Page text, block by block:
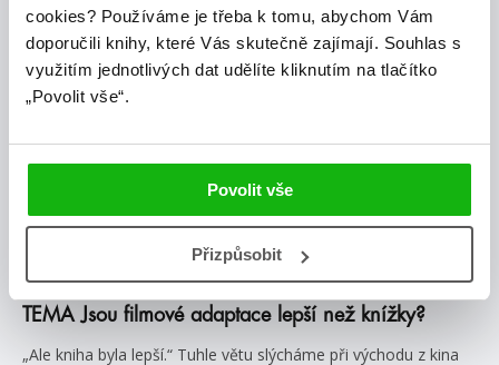
cookies? Používáme je třeba k tomu, abychom Vám
doporučili knihy, které Vás skutečně zajímají. Souhlas s
využitím jednotlivých dat udělíte kliknutím na tlačítko
„Povolit vše“.
Povolit vše
Přizpůsobit
#seriálováadaptace
14. 10. 2024
TEMA Jsou filmové adaptace lepší než knížky?
„Ale kniha byla lepší.“ Tuhle větu slýcháme při východu z kina